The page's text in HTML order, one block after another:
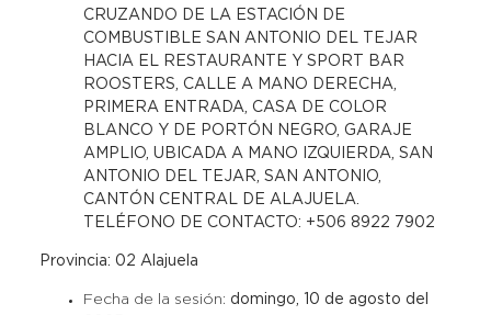
CRUZANDO DE LA ESTACIÓN DE
COMBUSTIBLE SAN ANTONIO DEL TEJAR
HACIA EL RESTAURANTE Y SPORT BAR
ROOSTERS, CALLE A MANO DERECHA,
PRIMERA ENTRADA, CASA DE COLOR
BLANCO Y DE PORTÓN NEGRO, GARAJE
AMPLIO, UBICADA A MANO IZQUIERDA, SAN
ANTONIO DEL TEJAR, SAN ANTONIO,
CANTÓN CENTRAL DE ALAJUELA.
TELÉFONO DE CONTACTO: +506 8922 7902
Provincia: 02 Alajuela
Fecha de la sesión: domingo, 10 de agosto del